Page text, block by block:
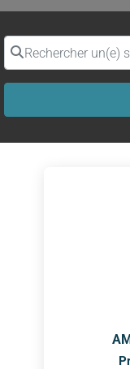
Rechercher un(e)